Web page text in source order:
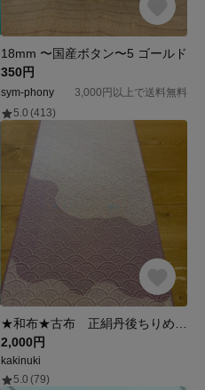
18mm 〜国産ボタン〜5 ゴールド
350円
sym-phony
3,000円以上で送料無料
5.0 (413)
2,000円
kakinuki
5.0 (79)